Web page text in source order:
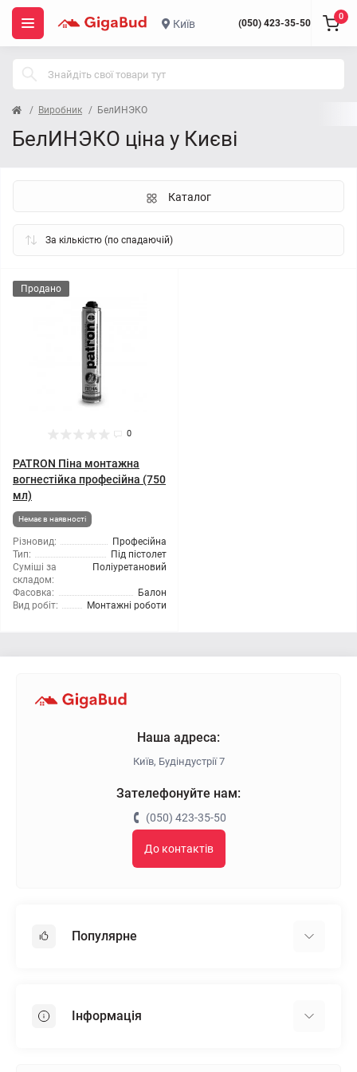
Київ (050) 423-35-50
0
Виробник БелИНЭКО
БелИНЭКО ціна у Києві
Каталог
Продано
0
PATRON Піна монтажна
вогнестійка професійна (750
мл)
Немає в наявності
Різновид:
Професійна
Тип:
Під пістолет
Суміші за
складом:
Поліуретановий
Фасовка:
Балон
Вид робіт:
Монтажні роботи
Наша адреса:
Київ, Будіндустрії 7
Зателефонуйте нам:
(050) 423-35-50
До контактів
Популярне
Пінопласт
Інформація